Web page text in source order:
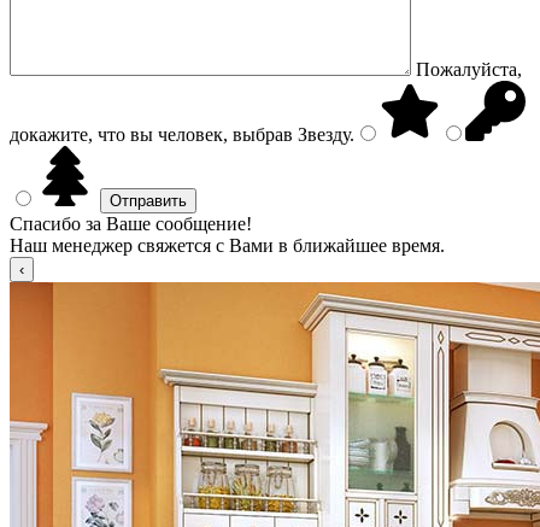
Пожалуйста,
докажите, что вы человек, выбрав Звезду.
Спасибо за Ваше сообщение!
Наш менеджер свяжется с Вами в ближайшее время.